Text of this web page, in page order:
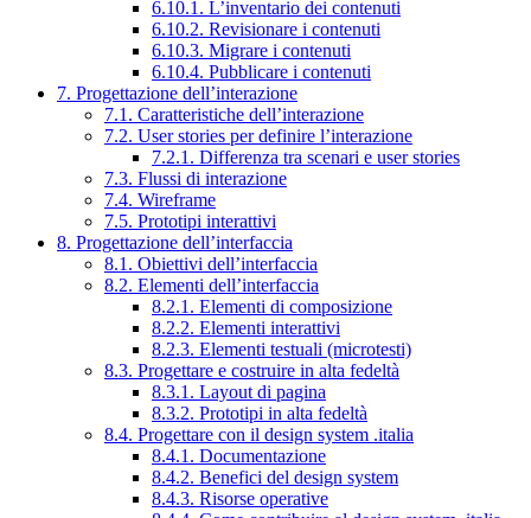
6.10.1. L’inventario dei contenuti
6.10.2. Revisionare i contenuti
6.10.3. Migrare i contenuti
6.10.4. Pubblicare i contenuti
7. Progettazione dell’interazione
7.1. Caratteristiche dell’interazione
7.2. User stories per definire l’interazione
7.2.1. Differenza tra scenari e user stories
7.3. Flussi di interazione
7.4. Wireframe
7.5. Prototipi interattivi
8. Progettazione dell’interfaccia
8.1. Obiettivi dell’interfaccia
8.2. Elementi dell’interfaccia
8.2.1. Elementi di composizione
8.2.2. Elementi interattivi
8.2.3. Elementi testuali (microtesti)
8.3. Progettare e costruire in alta fedeltà
8.3.1. Layout di pagina
8.3.2. Prototipi in alta fedeltà
8.4. Progettare con il design system .italia
8.4.1. Documentazione
8.4.2. Benefici del design system
8.4.3. Risorse operative